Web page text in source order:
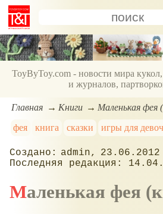
ToyByToy.com - новости мира
и журналов,
Главная Книги
Маленькая фея
фея
книга сказки игры для
admin
23.06.2012
Маленькая фея